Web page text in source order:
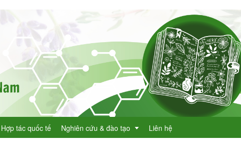
Hợp tác quốc tế Nghiên cứu & đào tạo
Liên hệ